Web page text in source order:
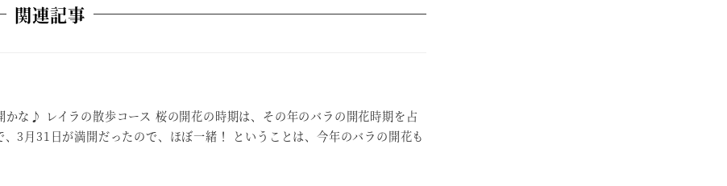
関連記事
な♪ レイラの散歩コース 桜の開花の時期は、その年のバラの開花時期を占
、3月31日が満開だったので、ほぼ一緒！ ということは、今年のバラの開花も